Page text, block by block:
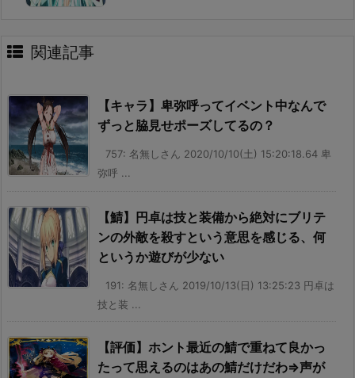
関連記事
【キャラ】卑弥呼ってイベント中なんで
ずっと脇見せポーズしてるの？
757: 名無しさん 2020/10/10(土) 15:20:18.64 卑
弥呼 ...
【鯖】円卓は技と装備から絶対にブリテ
ンの外敵を殺すという意思を感じる、何
というか遊びが少ない
191: 名無しさん 2019/10/13(日) 13:25:23 円卓は
技と装 ...
【評価】ホント最近の鯖で重ねて良かっ
たって思えるのはあの鯖だけだわ⇒声が